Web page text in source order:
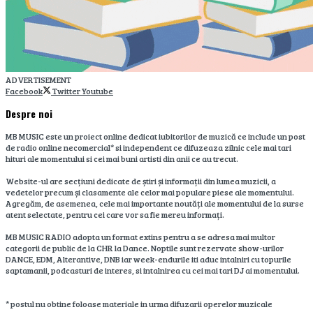
ADVERTISEMENT
Facebook
TwitterYoutube
Despre noi
MB MUSIC este un proiect online dedicat iubitorilor de muzică ce include un post
de radio online necomercial* si independent ce difuzeaza zilnic cele mai tari
hituri ale momentului si cei mai buni artisti din anii ce au trecut.
Website-ul are secțiuni dedicate de știri și informații din lumea muzicii, a
vedetelor precum și clasamente ale celor mai populare piese ale momentului.
Agregăm, de asemenea, cele mai importante noutăți ale momentului de la surse
atent selectate, pentru cei care vor sa fie mereu informați.
MB MUSIC RADIO adopta un format extins pentru a se adresa mai multor
categorii de public de la CHR la Dance. Noptile sunt rezervate show-urilor
DANCE, EDM, Alterantive, DNB iar week-endurile iti aduc intalniri cu topurile
saptamanii, podcasturi de interes, si intalnirea cu cei mai tari DJ ai momentului.
* postul nu obtine foloase materiale in urma difuzarii operelor muzicale